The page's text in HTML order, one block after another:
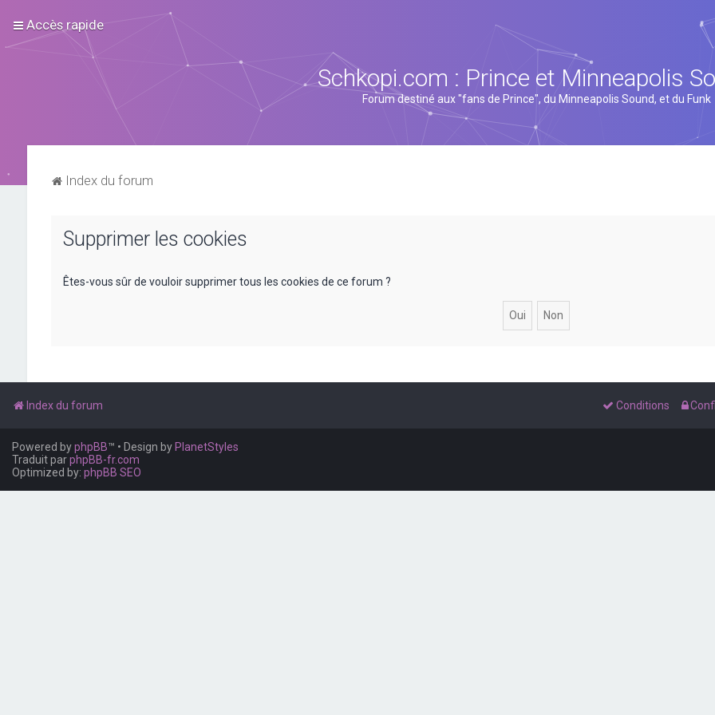
Accès rapide
Schkopi.com : Prince et Minneapolis
Forum destiné aux "fans de Prince", du Minneapolis Sound, et du Funk
Index du forum
Supprimer les cookies
Êtes-vous sûr de vouloir supprimer tous les cookies de ce forum ?
Index du forum Conditions
Powered byphpBB™ • Design by PlanetStyles
Traduit parphpBB-fr.com
Optimized by: phpBB SEO